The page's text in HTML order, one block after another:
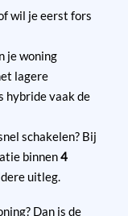
wil je eerst fors
je woning
lagere
hybride vaak de
schakelen? Bij
binnen4
uitleg.
Dan is de